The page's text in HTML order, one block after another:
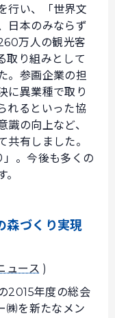
行い、「世界文
日本のみならず
万人の観光客
取り組みとして
。参画企業の担
に異業種で取り
れるといった協
の向上など、
共有しました。
。今後も多くの
森づくり実現
ュース )
2015年度の総会
㈱を新たなメン